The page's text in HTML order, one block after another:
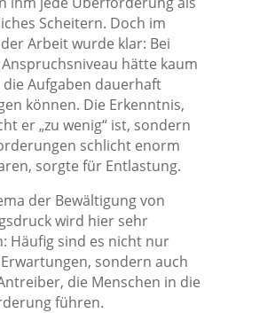
Scheitern. Doch im
Arbeit wurde klar: Bei
hätte kaum
Aufgaben dauerhaft
können. Die Erkenntnis,
er „zu wenig“ ist, sondern
schlicht enorm
sorgte für Entlastung.
der Bewältigung von
wird hier sehr
Häufig sind es nicht nur
sondern auch
die Menschen in die
führen.